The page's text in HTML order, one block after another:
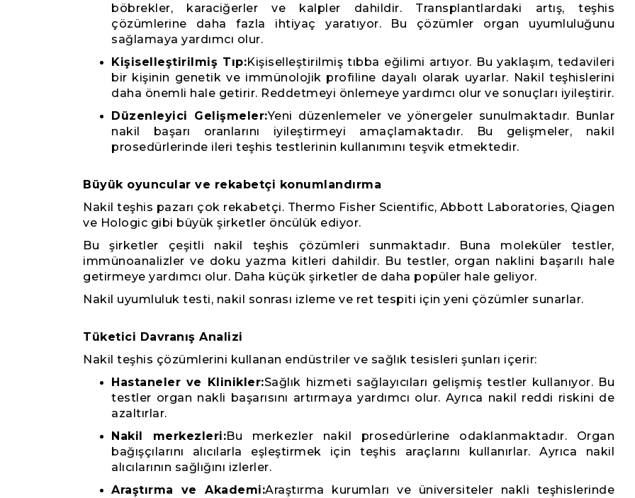
böbrekler, karaciğerler ve kalpler dahildir. Transplantlardaki artış, teşhis
çözümlerine daha fazla ihtiyaç yaratıyor. Bu çözümler organ uyumluluğunu
sağlamaya yardımcı olur.
Kişiselleştirilmiş Tıp:Kişiselleştirilmiş tıbba eğilimi artıyor. Bu yaklaşım, tedavileri
bir kişinin genetik ve immünolojik profiline dayalı olarak uyarlar. Nakil teşhislerini
daha önemli hale getirir. Reddetmeyi önlemeye yardımcı olur ve sonuçları iyileştirir.
Düzenleyici Gelişmeler:Yeni düzenlemeler ve yönergeler sunulmaktadır. Bunlar
nakil başarı oranlarını iyileştirmeyi amaçlamaktadır. Bu gelişmeler, nakil
prosedürlerinde ileri teşhis testlerinin kullanımını teşvik etmektedir.
Büyük oyuncular ve rekabetçi konumlandırma
Nakil teşhis pazarı çok rekabetçi. Thermo Fisher Scientific, Abbott Laboratories, Qiagen
ve Hologic gibi büyük şirketler öncülük ediyor.
Bu şirketler çeşitli nakil teşhis çözümleri sunmaktadır. Buna moleküler testler,
immünoanalizler ve doku yazma kitleri dahildir. Bu testler, organ naklini başarılı hale
getirmeye yardımcı olur. Daha küçük şirketler de daha popüler hale geliyor.
Nakil uyumluluk testi, nakil sonrası izleme ve ret tespiti için yeni çözümler sunarlar.
Tüketici Davranış Analizi
Nakil teşhis çözümlerini kullanan endüstriler ve sağlık tesisleri şunları içerir:
Hastaneler ve Klinikler:Sağlık hizmeti sağlayıcıları gelişmiş testler kullanıyor. Bu
testler organ nakli başarısını artırmaya yardımcı olur. Ayrıca nakil reddi riskini de
azaltırlar.
Nakil merkezleri:Bu merkezler nakil prosedürlerine odaklanmaktadır. Organ
bağışçılarını alıcılarla eşleştirmek için teşhis araçlarını kullanırlar. Ayrıca nakil
alıcılarının sağlığını izlerler.
Araştırma ve Akademi:Araştırma kurumları ve üniversiteler nakli teşhislerinde